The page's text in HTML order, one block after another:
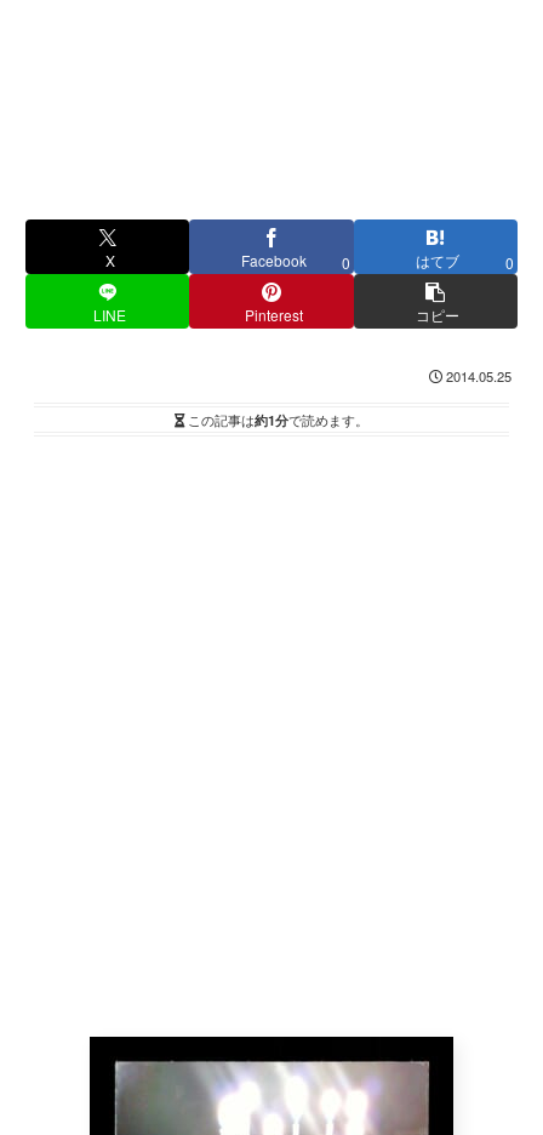
X Facebook 0 はてブ 0
LINE Pinterest コピー
2014.05.25
この記事は約1分で読めます。